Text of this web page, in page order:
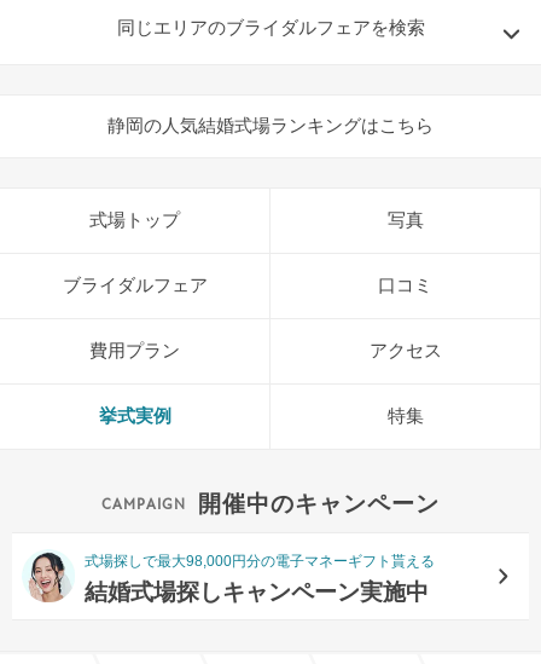
同じエリアのブライダルフェアを検索
静岡の人気結婚式場ランキングはこちら
式場トップ 写真
ブライダルフェア 口コミ
費用プラン アクセス
挙式実例 特集
開催中のキャンペーン
式場探しで最大98,000円分の電子マネーギフト貰える
結婚式場探しキャンペーン実施中